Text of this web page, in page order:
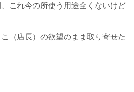
これ今の所使う用途全くないけど
（店長）の欲望のまま取り寄せた